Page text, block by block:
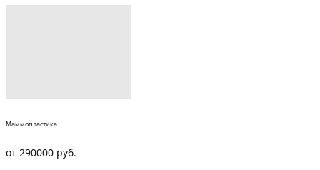
Маммопластика
от 290000 руб.